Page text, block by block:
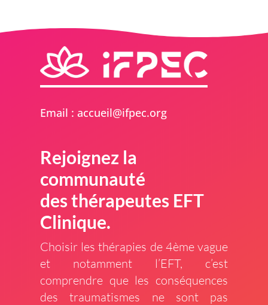
gro.c
epfi@
lieuc
ca :
liamE
Rejoignez la
communauté
des thérapeutes EFT
Clinique.
Choisir les thérapies de 4ème vague
et notamment l’EFT, c’est
comprendre que les conséquences
des traumatismes ne sont pas